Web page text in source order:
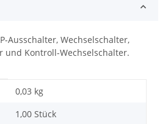
Ausschalter, Wechselschalter,
und Kontroll-Wechselschalter.
0,03 kg
1,00 Stück